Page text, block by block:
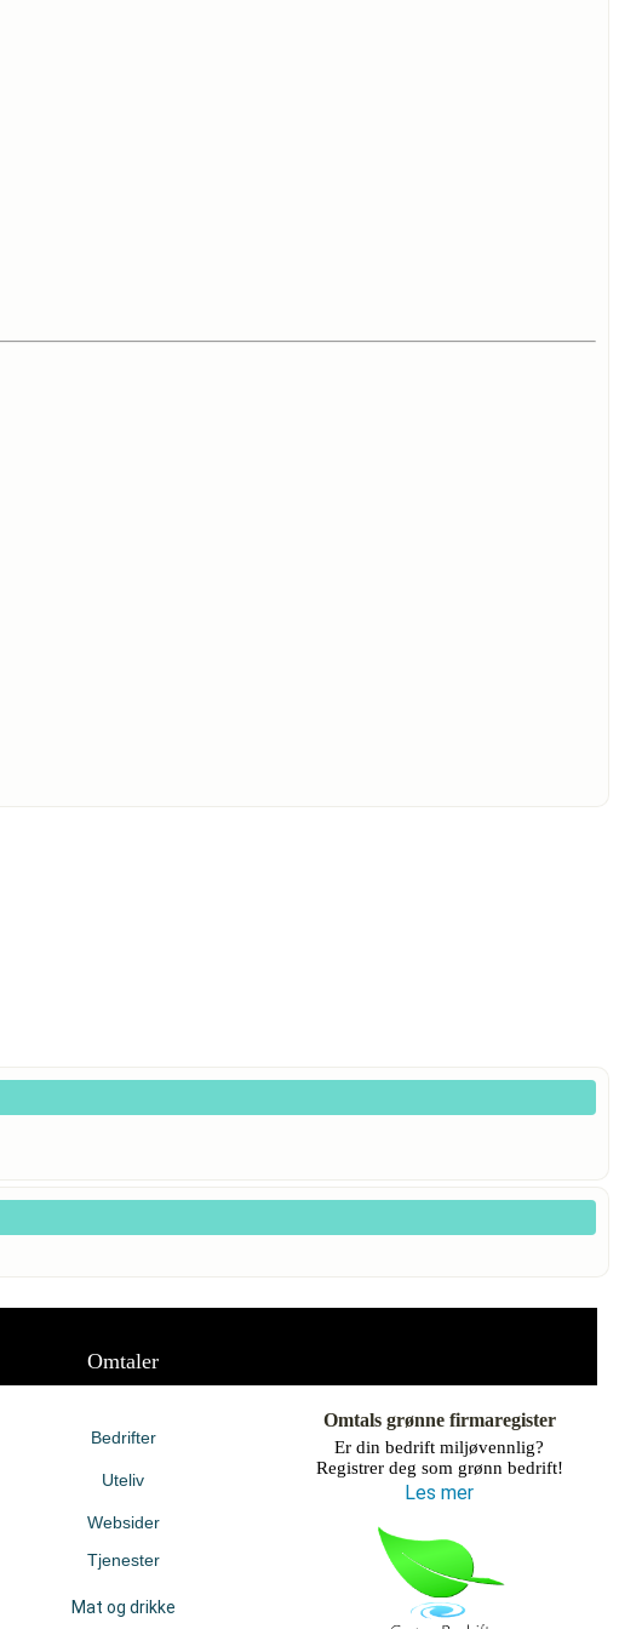
Omtaler
Bedrifter
Uteliv
Websider
Tjenester
Mat og drikke
Omtals grønne firmaregister
Er din bedrift miljøvennlig?
Registrer deg som grønn bedrift!
Les mer